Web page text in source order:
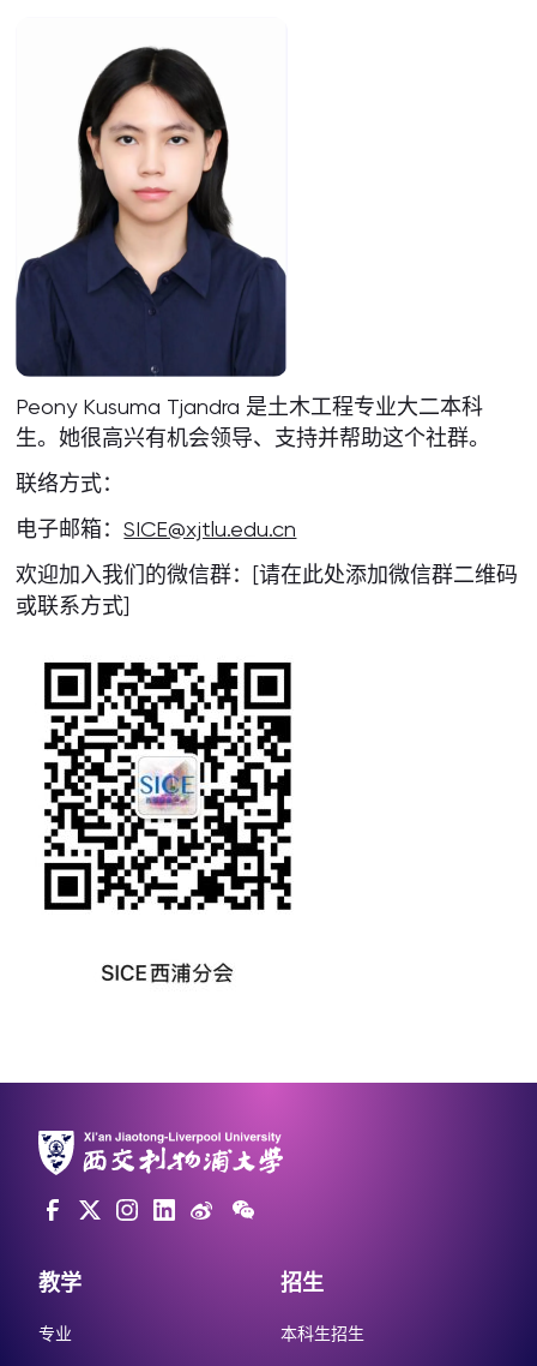
Peony Kusuma Tjandra 是土木工程专业大二本科
生。她很高兴有机会领导、支持并帮助这个社群。
联络方式：
电子邮箱：SICE@xjtlu.edu.cn
欢迎加入我们的微信群：[请在此处添加微信群二维码
或联系方式]
教学
专业
招生
本科生招生